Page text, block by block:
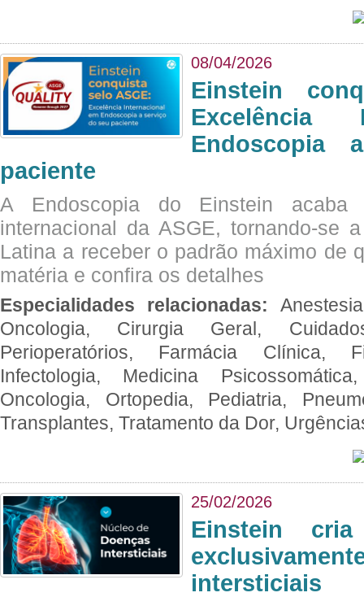
08/04/2026
Einstein
Excelência
Endoscopia
paciente
A Endoscopia do Einstein
internacional da ASGE, tornando-se
Latina a receber o padrão máximo de
matéria e confira os detalhes
Especialidades relacionadas:
Oncologia, Cirurgia Geral,
Perioperatórios, Farmácia Clínica,
Infectologia, Medicina
Oncologia, Ortopedia, Pediatria,
Transplantes, Tratamento da Dor,
25/02/2026
Einstein
intersticiais